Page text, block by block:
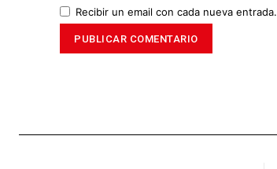
Recibir un email con cada nueva entrada.